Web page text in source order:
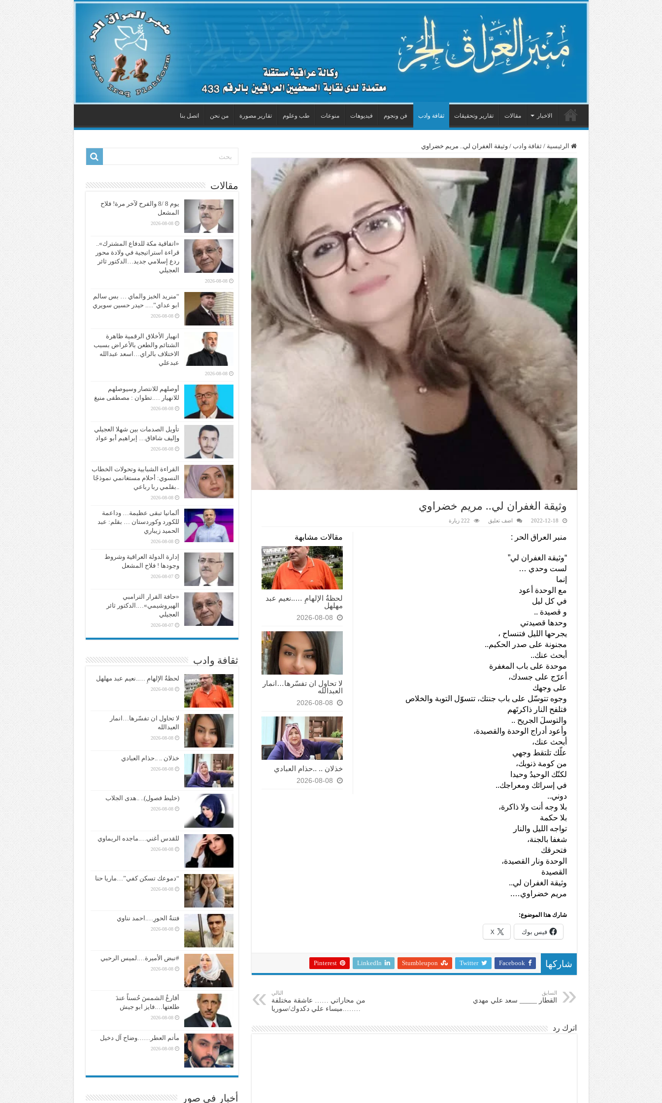
الاخبار مقالات تقارير وتحقيقات ثقافة وادب فن ونجوم فيديوهات منوعات طب وعلوم تقارير مصورة من نحن اتصل بنا
الرئيسية / ثقافة وادب / وثيقة الغفران لي.. مريم خضراوي
وثيقة الغفران لي.. مريم خضراوي
2022-12-18 اضف تعليق 222 زيارة
مقالات مشابهة
لحظةُ الإلهامِ …..نعيم عبد
مهلهل
2026-08-08
لا تحاول ان تفسّرها…انمار
العبدالله
2026-08-08
خذلان .. ..حذام العبادي
2026-08-08
منبر العراق الحر :
“وثيقة الغفران لي”
لست وحدي …
إنما
مع الوحدة أعود
في كل ليل
و قصيدة ..
وحدها قصيدتي
يجرحها الليل فتنساح ،
مجنونة على صدر الحكيم..
أبحث عنك..
موحدة على باب المغفرة
أعرّج على جسدك،
على وجهك
وجوه تتوسّل على باب جنتك، تتسوّل التوبة والخلاص
فتلفح النار ذاكرتَهم
والتوسلَ الجريح ..
وأعود أدراج الوحدة والقصيدة،
أبحث عنك،
علّك تلتقط وجهي
من كومة ذنوبك،
لكنّك الوحيدُ وحيدا
في إسرائك ومعراجك..
دوني..
بلا وجه أنت ولا ذاكرة،
بلا حكمة
تواجه الليل والنار
شغفا بالجنة،
فتحرقك
الوحدة ونار القصيدة،
القصيدة
وثيقة الغفران لي..
مريم خضراوي….
شارك هذا الموضوع:
فيس بوك X
شاركها Facebook
Twitter
Stumbleupon
LinkedIn
Pinterest
السابق
القطار _____ سعد علي مهدي
التالي
من محاراتي …… عاشقة مختلفة
……..ميساء علي دكدوك/سوريا
اترك رد
مقالات
يوم 8 /8 والفرح لآخر مرة! فلاح
المشعل
2026-08-08
«اتفاقية مكة للدفاع المشترك»..
قراءة استراتيجية في ولادة محور
ردع إسلامي جديد…الدكتور ثائر
العجيلي
2026-08-08
“منريد الخبز والماي … بس سالم
ابو عداي”…. حيدر حسين سويري
2026-08-08
انهيار الأخلاق الرقمية ظاهرة
الشتائم والطعن بالأعراض بسبب
الاختلاف بالراي…اسعد عبدالله
عبدعلي
2026-08-08
أوصلهم للانتصار وسيوصلهم
للانهيار ….تطوان : مصطفى منيغ
2026-08-08
تأويل الصدمات بين شهلا العجيلي
وإليف شافاق… إبراهيم أبو عواد
2026-08-08
القراءة الشبابية وتحولات الخطاب
النسوي: أحلام مستغانمي نموذجًا
..بقلمي ربا رباعي
2026-08-08
ألمانيا تبقى عظيمة… وداعمة
للكورد وكوردستان … بقلم: عبد
الحميد زيباري
2026-08-08
إدارة الدولة العراقية وشروط
وجودها ! فلاح المشعل
2026-08-07
«حافة القرار الترامبي
الهيروشيمي»….الدكتور ثائر
العجيلي
2026-08-07
ثقافة وادب
لحظةُ الإلهامِ …..نعيم عبد مهلهل
2026-08-08
لا تحاول ان تفسّرها…انمار
العبدالله
2026-08-08
خذلان .. ..حذام العبادي
2026-08-08
(خليط فصول).. ..هدى الجلاب
2026-08-08
للقدس أغني….ماجده الريماوي
2026-08-08
“دموعك تسكن كفي”…ماريا حنا
2026-08-08
فتنةُ الحورِ….احمد نناوي
2026-08-08
#نبض الأميرة….لميس الرحبي
2026-08-08
أقارعُ الشمسَ حُسناً عندَ
طلعتها….فايز ابو جيش
2026-08-08
مأتم العطر……وضاح آل دخيل
2026-08-08
أخبار في صور